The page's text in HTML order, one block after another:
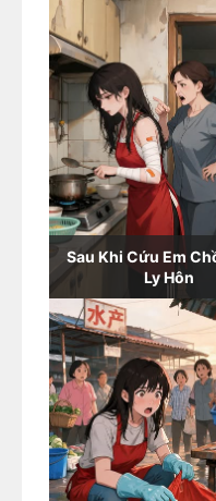
Sau Khi Cứu Em
Ly Hôn